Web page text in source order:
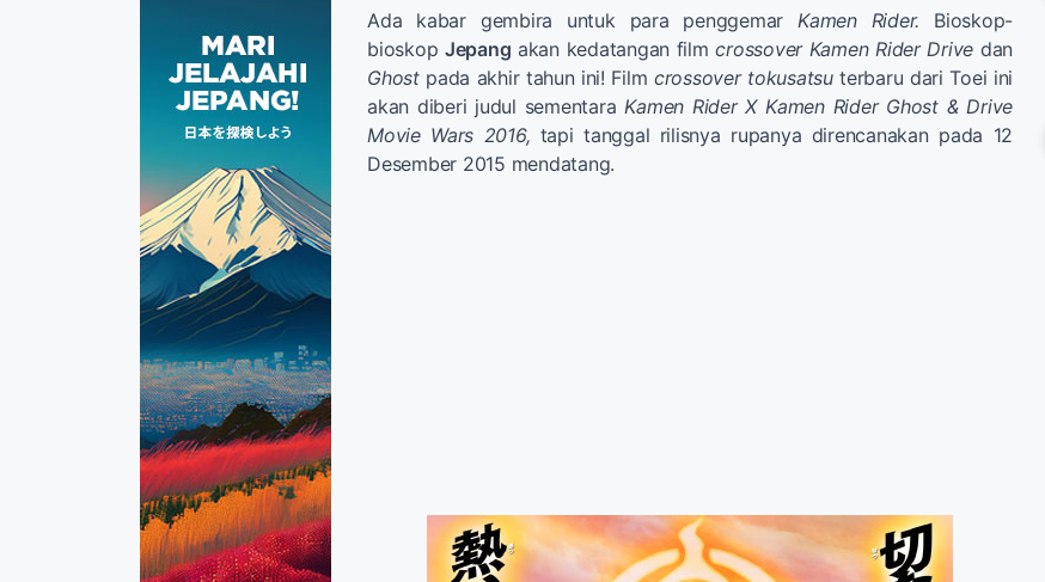
Ada kabar gembira untuk para penggemar Kamen Rider. Bioskop-
bioskop Jepang akan kedatangan filmcrossover Kamen Rider Drive dan
Ghostpada akhir tahun ini! Film crossover tokusatsuterbaru dari Toei ini
akan diberi judul sementara Kamen Rider X Kamen Rider Ghost & Drive
Movie Wars 2016, tapi tanggal rilisnya rupanya direncanakan pada 12
Desember 2015 mendatang.